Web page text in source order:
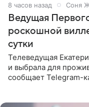
8 часов назад Соня
Ведущая
роскошной
сутки
Телеведущая
и выбрала для
сообщает Telegram-